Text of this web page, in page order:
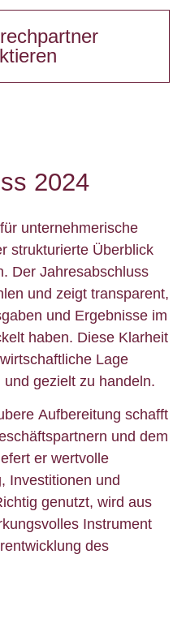
2024
unternehmerische
strukturierte Überblick
Der Jahresabschluss
und zeigt transparent,
und Ergebnisse im
haben. Diese Klarheit
Lage
gezielt zu handeln.
Aufbereitung schafft
und dem
er wertvolle
Investitionen und
genutzt, wird aus
Instrument
des